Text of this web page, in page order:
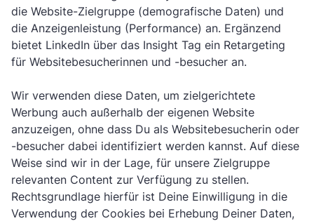
die Website-Zielgruppe (demografische Daten) und
die Anzeigenleistung (Performance) an. Ergänzend
bietet LinkedIn über das Insight Tag ein Retargeting
für Websitebesucherinnen und -besucher an.
Wir verwenden diese Daten, um zielgerichtete
Werbung auch außerhalb der eigenen Website
anzuzeigen, ohne dass Du als Websitebesucherin oder
-besucher dabei identifiziert werden kannst. Auf diese
Weise sind wir in der Lage, für unsere Zielgruppe
relevanten Content zur Verfügung zu stellen.
Rechtsgrundlage hierfür ist Deine Einwilligung in die
Verwendung der Cookies bei Erhebung Deiner Daten,